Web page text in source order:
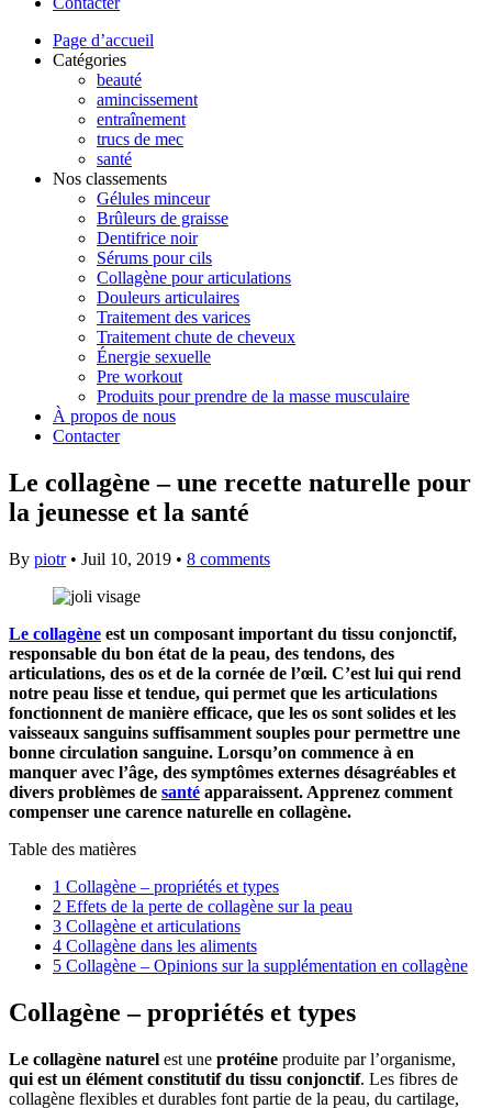
Page d’accueil
Catégories
beauté
amincissement
entraînement
trucs de mec
santé
Nos classements
Gélules minceur
Brûleurs de graisse
Dentifrice noir
Sérums pour cils
Collagène pour articulations
Douleurs articulaires
Traitement des varices
Traitement chute de cheveux
Énergie sexuelle
Pre workout
Produits pour prendre de la masse musculaire
À propos de nous
Contacter
Le collagène – une recette naturelle pour
la jeunesse et la santé
By piotr• Juil 10, 2019 • 8 comments
Le collagène est un composant important du tissu conjonctif,
responsable du bon état de la peau, des tendons, des
articulations, des os et de la cornée de l’œil. C’est lui qui rend
notre peau lisse et tendue, qui permet que les articulations
fonctionnent de manière efficace, que les os sont solides et les
vaisseaux sanguins suffisamment souples pour permettre une
bonne circulation sanguine. Lorsqu’on commence à en
manquer avec l’âge, des symptômes externes désagréables et
divers problèmes de santé apparaissent. Apprenez comment
compenser une carence naturelle en collagène.
Table des matières
1 Collagène – propriétés et types
2 Effets de la perte de collagène sur la peau
3 Collagène et articulations
4 Collagène dans les aliments
5 Collagène – Opinions sur la supplémentation en collagène
Collagène – propriétés et types
Le collagène naturel est une protéine produite par l’organisme,
qui est un élément constitutif du tissu conjonctif. Les fibres de
collagène flexibles et durables font partie de la peau, du cartilage,